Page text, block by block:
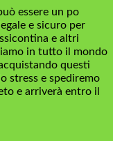
essere un po
e sicuro per
e altri
in tutto il mondo
questi
stress e spediremo
e arriverà entro il